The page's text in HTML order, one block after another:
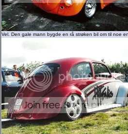
Vel. Den gale mann bygde en rå strøken bil om til noe